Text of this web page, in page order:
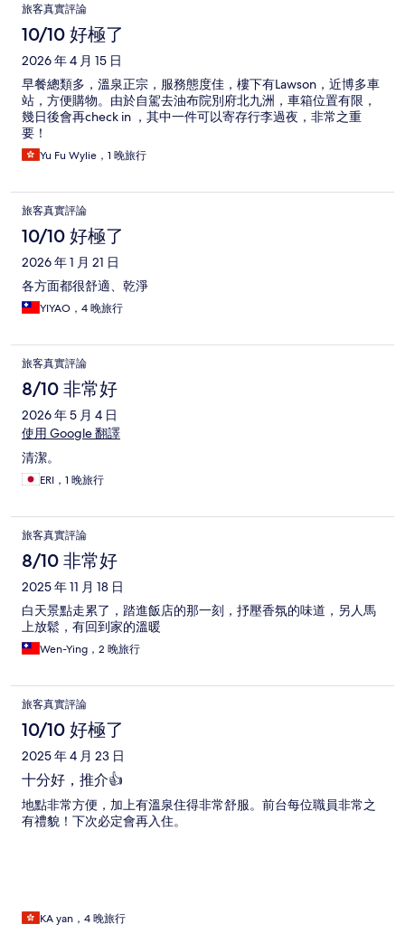
旅客真實評論
10/10 好極了
2026 年 4 月 15 日
早餐總類多，溫泉正宗，服務態度佳，樓下有Lawson，近博多車
站，方便購物。由於自駕去油布院別府北九洲，車箱位置有限，
幾日後會再check in ，其中一件可以寄存行李過夜，非常之重
要！
Yu Fu Wylie，1 晚旅行
旅客真實評論
10/10 好極了
2026 年 1 月 21 日
各方面都很舒適、乾淨
YIYAO，4 晚旅行
旅客真實評論
8/10 非常好
2026 年 5 月 4 日
使用 Google 翻譯
清潔。
ERI，1 晚旅行
旅客真實評論
8/10 非常好
2025 年 11 月 18 日
白天景點走累了，踏進飯店的那一刻，抒壓香氛的味道，另人馬
上放鬆，有回到家的溫暖
Wen-Ying，2 晚旅行
旅客真實評論
10/10 好極了
2025 年 4 月 23 日
十分好，推介👍
地點非常方便，加上有溫泉住得非常舒服。前台每位職員非常之
有禮貌！下次必定會再入住。
KA yan，4 晚旅行